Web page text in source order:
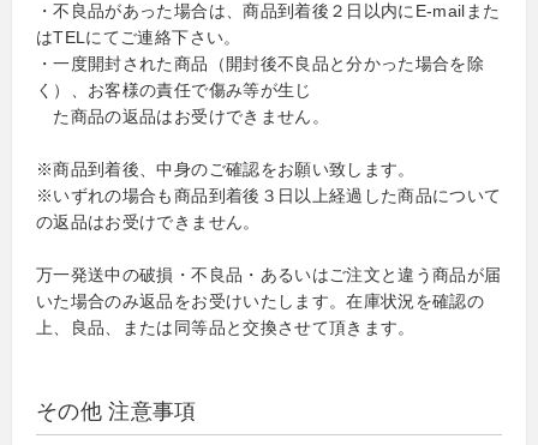
・不良品があった場合は、商品到着後２日以内にE-mailまた
はTELにてご連絡下さい。
・一度開封された商品（開封後不良品と分かった場合を除
く）、お客様の責任で傷み等が生じ
た商品の返品はお受けできません。
※商品到着後、中身のご確認をお願い致します。
※いずれの場合も商品到着後３日以上経過した商品について
の返品はお受けできません。
万一発送中の破損・不良品・あるいはご注文と違う商品が届
いた場合のみ返品をお受けいたします。在庫状況を確認の
上、良品、または同等品と交換させて頂きます。
その他 注意事項